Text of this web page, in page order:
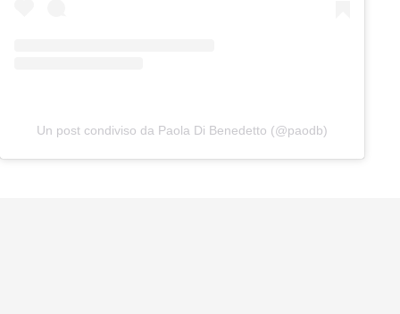
Un post condiviso da Paola Di Benedetto (@paodb)